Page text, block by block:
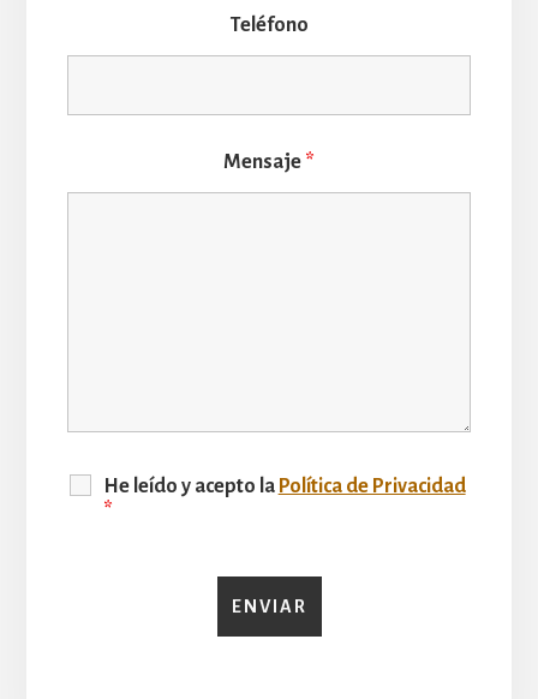
Teléfono
Mensaje *
He leído y acepto la Política de Privacidad
*